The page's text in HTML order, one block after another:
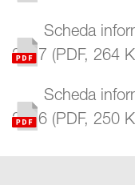
Scheda
2017 (PDF, 264
Scheda
2016 (PDF, 250